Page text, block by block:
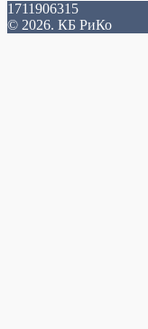
1711906315
© 2026. КБ РиКо